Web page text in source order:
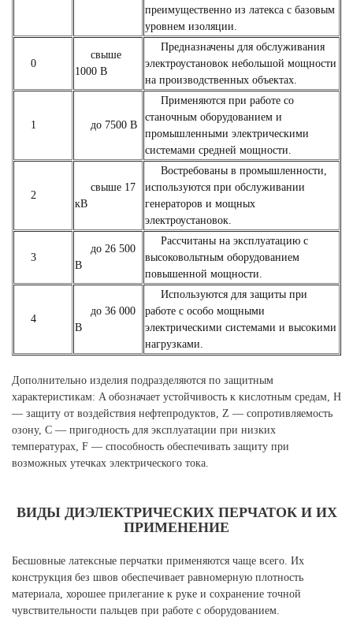
преимущественно из латекса с базовым
уровнем изоляции.
0
свыше
1000 В
Предназначены для обслуживания
электроустановок небольшой мощности
на производственных объектах.
1 до 7500 В
Применяются при работе со
станочным оборудованием и
промышленными электрическими
системами средней мощности.
2
свыше 17
кВ
Востребованы в промышленности,
используются при обслуживании
генераторов и мощных
электроустановок.
3
до 26 500
В
Рассчитаны на эксплуатацию с
высоковольтным оборудованием
повышенной мощности.
4
до 36 000
В
Используются для защиты при
работе с особо мощными
электрическими системами и высокими
нагрузками.
Дополнительно изделия подразделяются по защитным
характеристикам: A обозначает устойчивость к кислотным средам, H
— защиту от воздействия нефтепродуктов, Z — сопротивляемость
озону, C — пригодность для эксплуатации при низких
температурах, F — способность обеспечивать защиту при
возможных утечках электрического тока.
ВИДЫ ДИЭЛЕКТРИЧЕСКИХ ПЕРЧАТОК И ИХ
ПРИМЕНЕНИЕ
Бесшовные латексные перчатки применяются чаще всего. Их
конструкция без швов обеспечивает равномерную плотность
материала, хорошее прилегание к руке и сохранение точной
чувствительности пальцев при работе с оборудованием.